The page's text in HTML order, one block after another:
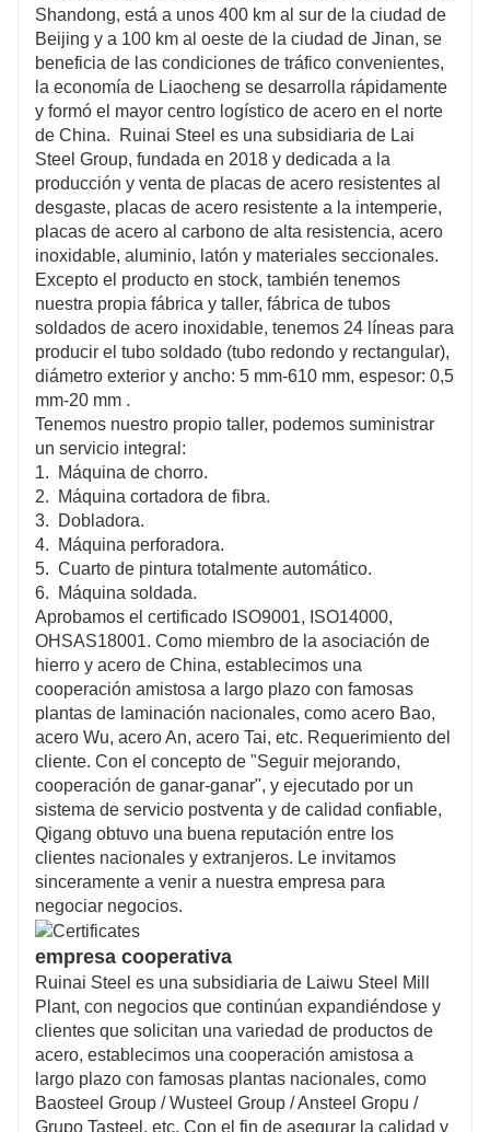
Shandong, está a unos 400 km al sur de la ciudad de
Beijing y a 100 km al oeste de la ciudad de Jinan, se
beneficia de las condiciones de tráfico convenientes,
la economía de Liaocheng se desarrolla rápidamente
y formó el mayor centro logístico de acero en el norte
de China. Ruinai Steel es una subsidiaria de Lai
Steel Group, fundada en 2018 y dedicada a la
producción y venta de placas de acero resistentes al
desgaste, placas de acero resistente a la intemperie,
placas de acero al carbono de alta resistencia, acero
inoxidable, aluminio, latón y materiales seccionales.
Excepto el producto en stock, también tenemos
nuestra propia fábrica y taller, fábrica de tubos
soldados de acero inoxidable, tenemos 24 líneas para
producir el tubo soldado (tubo redondo y rectangular),
diámetro exterior y ancho: 5 mm-610 mm, espesor: 0,5
mm-20 mm .
Tenemos nuestro propio taller, podemos suministrar
un servicio integral:
1. Máquina de chorro.
2. Máquina cortadora de fibra.
3. Dobladora.
4. Máquina perforadora.
5. Cuarto de pintura totalmente automático.
6. Máquina soldada.
Aprobamos el certificado ISO9001, ISO14000,
OHSAS18001. Como miembro de la asociación de
hierro y acero de China, establecimos una
cooperación amistosa a largo plazo con famosas
plantas de laminación nacionales, como acero Bao,
acero Wu, acero An, acero Tai, etc. Requerimiento del
cliente. Con el concepto de "Seguir mejorando,
cooperación de ganar-ganar", y ejecutado por un
sistema de servicio postventa y de calidad confiable,
Qigang obtuvo una buena reputación entre los
clientes nacionales y extranjeros. Le invitamos
sinceramente a venir a nuestra empresa para
negociar negocios.
empresa cooperativa
Ruinai Steel es una subsidiaria de Laiwu Steel Mill
Plant, con negocios que continúan expandiéndose y
clientes que solicitan una variedad de productos de
acero, establecimos una cooperación amistosa a
largo plazo con famosas plantas nacionales, como
Baosteel Group / Wusteel Group / Ansteel Gropu /
Grupo Tasteel, etc. Con el fin de asegurar la calidad y